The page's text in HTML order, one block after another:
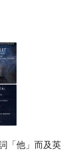
「他」而及英